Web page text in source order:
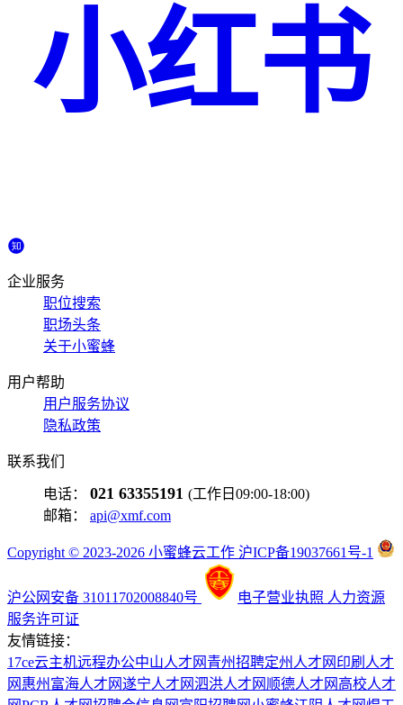
小红书
企业服务
职位搜索
职场头条
关于小蜜蜂
用户帮助
用户服务协议
隐私政策
联系我们
电话： 021 63355191 (工作日09:00-18:00)
邮箱： api@xmf.com
Copyright © 2023-2026 小蜜蜂云工作 沪ICP备19037661号-1
沪公网安备 31011702008840号 电子营业执照 人力资源
服务许可证
友情链接：
17ce云主机远程办公中山人才网 青州招聘定州人才网 印刷人才
网 惠州富海人才网遂宁人才网泗洪人才网 顺德人才网 高校人才